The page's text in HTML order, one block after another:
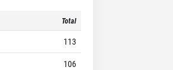
Total
113
106